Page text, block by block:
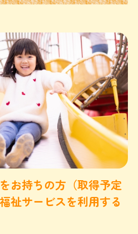
お持ちの方（取得予定
祉サービスを利用する